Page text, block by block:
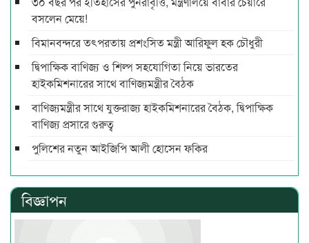
বসলেন মেয়ে!
বিমানবন্দরে তৎপরতায় প্রশংসিত মন্ত্রী আরিফুল হক চৌধুরী
দ্বিপাক্ষিক বাণিজ্য ও শিল্প সহযোগিতা নিয়ে ভারতের
হাইকমিশনারের সাথে বাণিজ্যমন্ত্রীর বৈঠক
বাণিজ্যমন্ত্রীর সাথে যুক্তরাজ্য হাইকমিশনারের বৈঠক, দ্বিপাক্ষিক
বাণিজ্য প্রসারে গুরুত্ব
পুলিশের নতুন আইজিপি আলী হোসেন ফকির
বিজ্ঞাপন